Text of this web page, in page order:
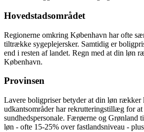
Hovedstadsområdet
Regionerne omkring København har ofte
tiltrække sygeplejersker. Samtidig er
end i resten af landet. Regn med at din løn
København.
Provinsen
Lavere boligpriser betyder at din løn
udkantsområder har rekrutteringstillæg for
sundhedspersonale. Færøerne og Grønland
løn - ofte 15-25% over fastlandsniveau -